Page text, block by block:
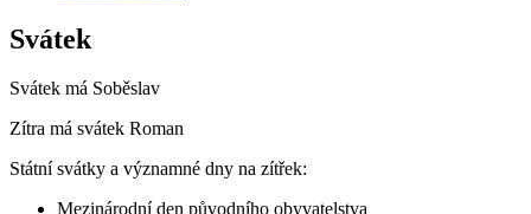
Svátek
Svátek má Soběslav
Zítra má svátek Roman
Státní svátky a významné dny na zítřek:
Mezinárodní den původního obyvatelstva